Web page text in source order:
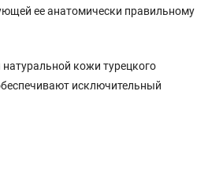
ее анатомически правильному
кожи турецкого
исключительный